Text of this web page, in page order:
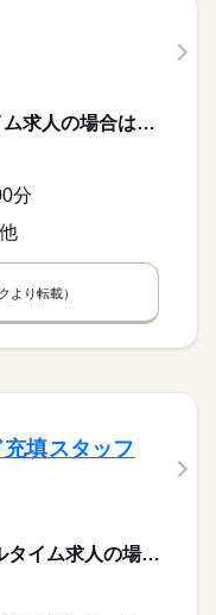
1,200円〜1,200円 ※フルタイム求人の場合は月額（換算額）、パート求人の場合は時間額を表示しています。
分
より転載）
充填スタッフ
200,000円〜350,000円 ※フルタイム求人の場合は月額（換算額）、パート求人の場合は時間額を表示しています。